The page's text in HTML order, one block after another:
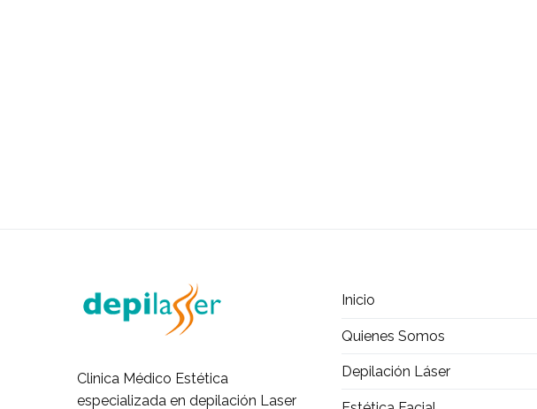
Clinica Médico Estética
especializada en depilación Laser
Inicio
Quienes Somos
Depilación Láser